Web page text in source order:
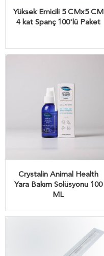
Yüksek Emicili 5 CMx5 CM
4 kat Spanç 100'lü Paket
Crystalin Animal Health
Yara Bakım Solüsyonu 100
ML